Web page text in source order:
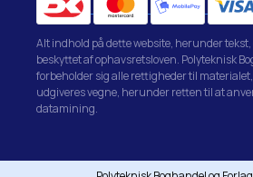
Alt indhold på dette website, herunder
beskyttet af ophavsretsloven. Polyteknisk
forbeholder sig alle rettigheder til materialet,
udgiveres vegne, herunder retten til at
datamining.